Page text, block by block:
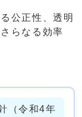
公正性、透明
らなる効率
（令和4年